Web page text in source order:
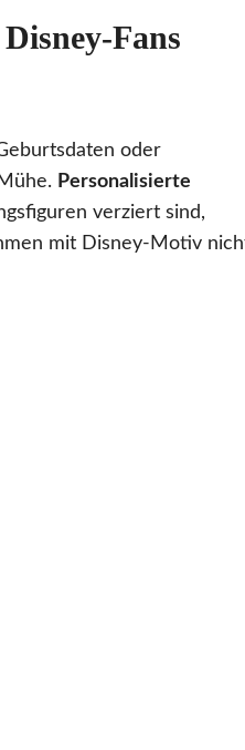
Fans
oder
Personalisierte
verziert sind,
mit Disney-Motiv